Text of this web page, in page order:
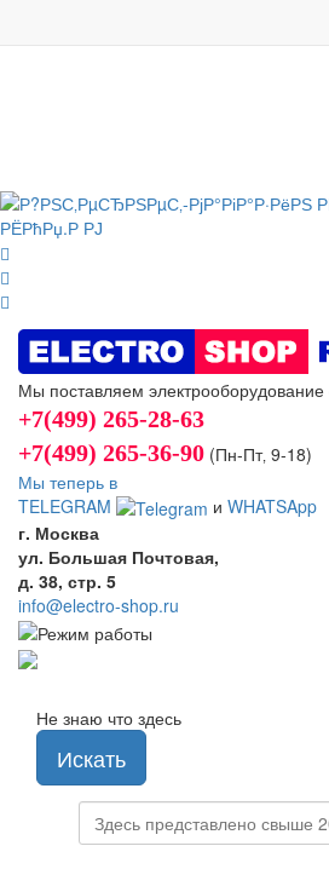
Мы поставляем электрооборудование
+7(499) 265-28-63
+7(499) 265-36-90 (Пн-Пт‚ 9-18)
Мы теперь в
TELEGRAM
и WHATSApp
г. Москва
ул. Большая Почтовая,
д. 38, стр. 5
info@electro-shop.ru
Не знаю что здесь
Искать